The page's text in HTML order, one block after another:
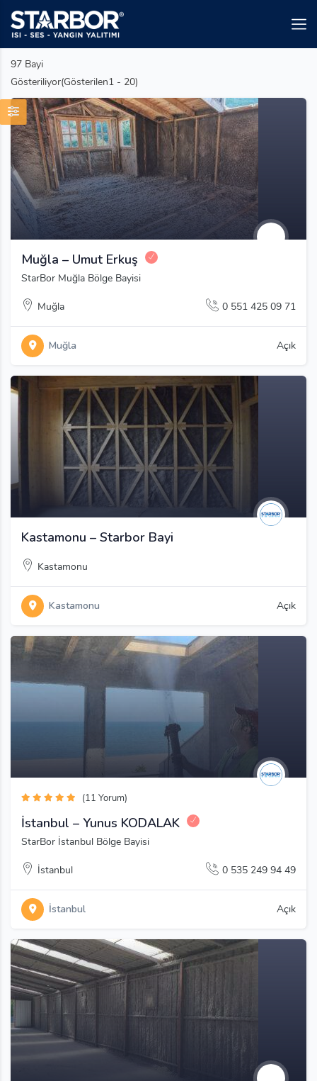
97 Bayi
Gösteriliyor(Gösterilen1 - 20)
Muğla – Umut Erkuş
StarBor Muğla Bölge Bayisi
Muğla 0 551 425 09 71
Muğla Açık
Kastamonu – Starbor Bayi
Kastamonu
Kastamonu Açık
(11 Yorum)
İstanbul – Yunus KODALAK
StarBor İstanbul Bölge Bayisi
İstanbul 0 535 249 94 49
İstanbul Açık